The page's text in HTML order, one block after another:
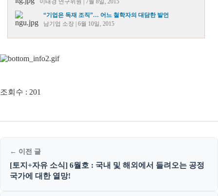
이태경 연구위원 | 7월 8일, 2015
“기업은 독재 조직”… 어느 철학자의 대담한 발언
남기업 소장 | 6월 10일, 2015
조회수 : 201
← 이전 글
[토지+자유 소식] 6월호 : 국내 및 해외에서 들려오는 공정
국가에 대한 열망!